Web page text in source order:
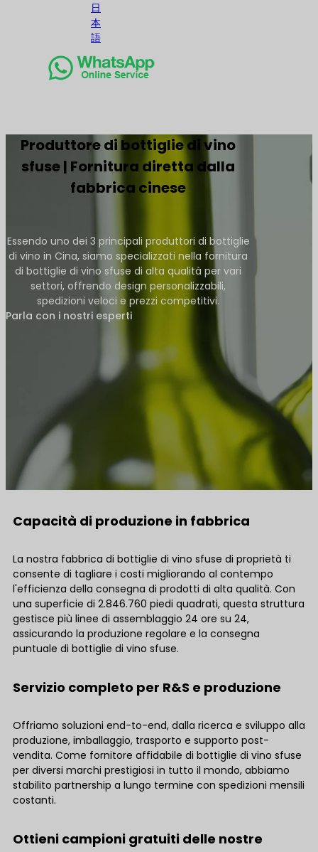
日
本
語
Produttore di bottiglie di vino
sfuse | Fornitura diretta dalla
fabbrica cinese
Essendo uno dei 3 principali produttori di bottiglie
di vino in Cina, siamo specializzati nella fornitura
di bottiglie di vino sfuse di alta qualità per vari
settori, offrendo design personalizzabili,
spedizioni veloci e prezzi competitivi.
Parla con i nostri esperti
Capacità di produzione in fabbrica
La nostra fabbrica di bottiglie di vino sfuse di proprietà ti
consente di tagliare i costi migliorando al contempo
l'efficienza della consegna di prodotti di alta qualità. Con
una superficie di 2.846.760 piedi quadrati, questa struttura
gestisce più linee di assemblaggio 24 ore su 24,
assicurando la produzione regolare e la consegna
puntuale di bottiglie di vino sfuse.
Servizio completo per R&S e produzione
Offriamo soluzioni end-to-end, dalla ricerca e sviluppo alla
produzione, imballaggio, trasporto e supporto post-
vendita. Come fornitore affidabile di bottiglie di vino sfuse
per diversi marchi prestigiosi in tutto il mondo, abbiamo
stabilito partnership a lungo termine con spedizioni mensili
costanti.
Ottieni campioni gratuiti delle nostre